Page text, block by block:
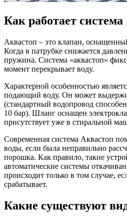
Как работает система
Аквастоп – это клапан,
Когда в патрубке снижается
пружина. Система «аквастоп»
момент перекрывает воду.
Характерной особенностью
подающий воду. Он может
(стандартный водопровод
10 бар). Шланг оснащен
присутствует уже в стиральной
Современная система Аквастоп
воды, если была неправильно
порошка. Как правило, такие
автоматические системы
происходит только в том случае,
срабатывает.
Какие существуют